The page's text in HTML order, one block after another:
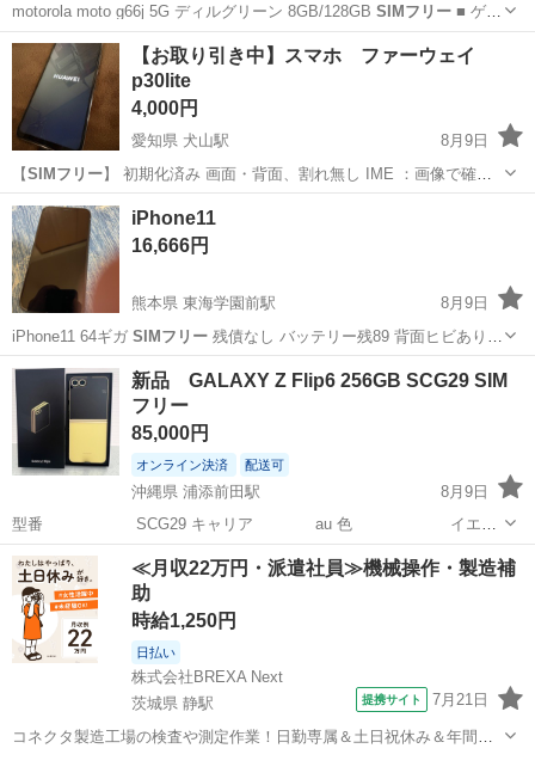
motorola moto g66j 5G ディルグリーン 8GB/128GB SIMフリー■ ゲオ
南国店で【未使用品】表示の物を購入しました、税込み33.000円でし
たので大変お得かと思います ■ 使用する為に設定し...
高知 南国市 鹿児駅 その他
【お取り引き中】スマホ ファーウェイ
p30lite
4,000円
愛知県 犬山駅
8月9日
【SIMフリー】 初期化済み 画面・背面、割れ無し IME ：画像で確認
出来ます 登録時に暗証番号番号が必要です 000000にしてあります 内
カメラだけ使えません！ 設定が？なのかアプリを変えたら使えるのか
も？で...
愛知 犬山市
iPhone11
16,666円
熊本県 東海学園前駅
8月9日
iPhone11 64ギガ SIMフリー残債なし バッテリー残89 背面ヒビありま
す、カメラ、タッチ、Face ID動作異常なしです。
熊本 熊本市 東海学園前駅
新品 GALAXY Z Flip6 256GB SCG29 SIM
フリー
85,000円
オンライン決済 配送可
沖縄県 浦添前田駅
8月9日
型番 SCG29 キャリア au 色 イエロ
ー ROM/RAM 256GB/12GB CPU Snapdragon 8Gen 3
IMEI ...
沖縄 浦添市 浦添前田駅 au Flip
≪月収22万円・派遣社員≫機械操作・製造補
助
時給1,250円
日払い
株式会社BREXA Next
茨城県 静駅
提携サイト 7月21日
コネクタ製造工場の検査や測定作業！日勤専属＆土日祝休み＆年間休